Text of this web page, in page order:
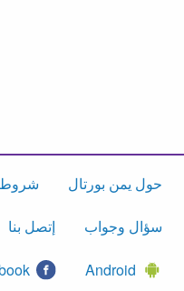
حول يمن بورتال شروط
سؤال وجواب إتصل بنا
Android